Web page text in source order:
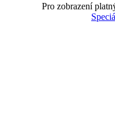
Pro zobrazení